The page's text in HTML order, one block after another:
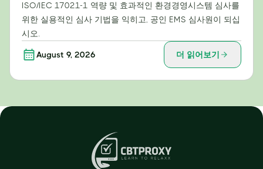
ISO/IEC 17021-1 역량 및 효과적인 환경경영시스템 심사를
위한 실용적인 심사 기법을 익히고, 공인 EMS 심사원이 되십
시오.
August 9, 2026 더 읽어보기